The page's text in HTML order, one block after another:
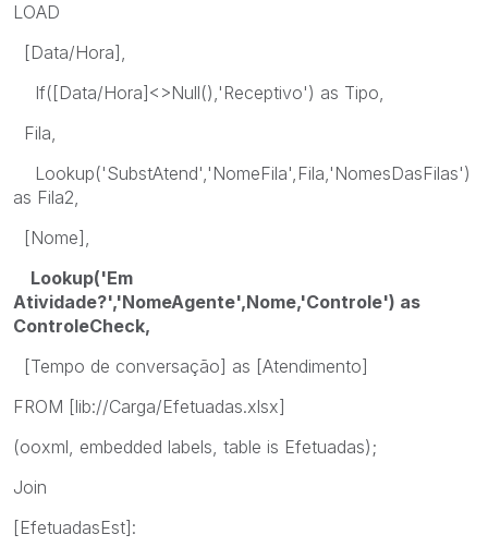
LOAD
[Data/Hora],
If([Data/Hora]<>Null(),'Receptivo') as Tipo,
Fila,
Lookup('SubstAtend','NomeFila',Fila,'NomesDasFilas')
as Fila2,
[Nome],
Lookup('Em
Atividade?','NomeAgente',Nome,'Controle') as
ControleCheck,
[Tempo de conversação] as [Atendimento]
FROM [lib://Carga/Efetuadas.xlsx]
(ooxml, embedded labels, table is Efetuadas);
Join
[EfetuadasEst]: